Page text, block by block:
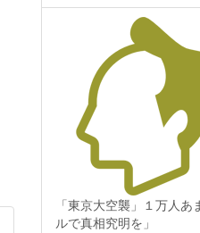
「東京大空襲」１万人
ルで真相究明を」